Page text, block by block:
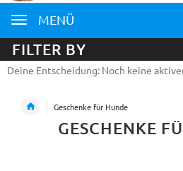
MENÜ
FILTER BY
Deine Entscheidung: Noch keine
Geschenke für Hunde
GESCHENKE